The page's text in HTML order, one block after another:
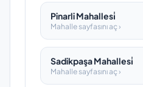
Pinarli Mahallesi̇
Mahalle sayfasını aç ›
Sadikpaşa Mahallesi̇
Mahalle sayfasını aç ›